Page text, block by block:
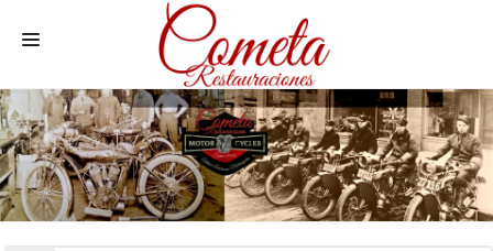
HOME
MOTOS NACIONALES Y OTRAS
REC. MOTOS